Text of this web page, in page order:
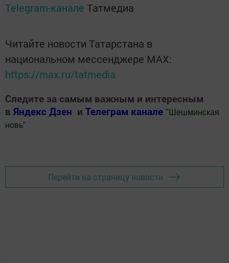
Telegram-канале Татмедиа
Читайте новости Татарстана в
национальном мессенджере MАХ:
https://max.ru/tatmedia
Следите за самым важным и интересным
в Яндекс Дзен и Телеграм канале " Шешминская
новь"
Перейти на страницу новости